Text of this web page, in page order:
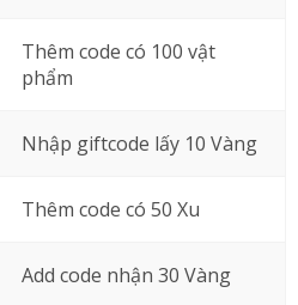
Thêm code có 100 vật
phẩm
Nhập giftcode lấy 10 Vàng
Thêm code có 50 Xu
Add code nhận 30 Vàng